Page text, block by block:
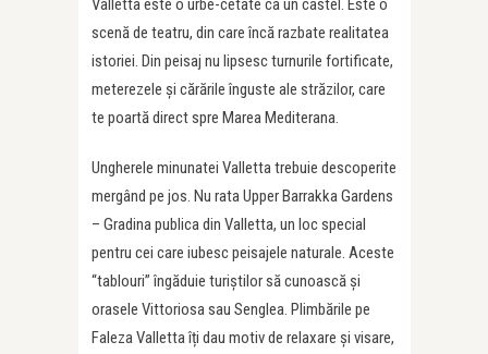
Valletta este o urbe-cetate ca un castel. Este o
scenă de teatru, din care încă razbate realitatea
istoriei. Din peisaj nu lipsesc turnurile fortificate,
meterezele și cărările înguste ale străzilor, care
te poartă direct spre Marea Mediterana.
Ungherele minunatei Valletta trebuie descoperite
mergând pe jos. Nu rata Upper Barrakka Gardens
– Gradina publica din Valletta, un loc special
pentru cei care iubesc peisajele naturale. Aceste
“tablouri” îngăduie turiștilor să cunoască și
orasele Vittoriosa sau Senglea. Plimbările pe
Faleza Valletta îți dau motiv de relaxare și visare,